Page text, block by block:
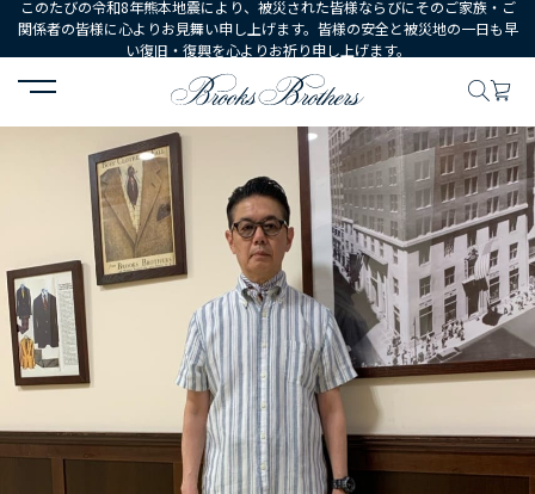
このたびの令和8年熊本地震により、被災された皆様ならびにそのご家族・ご
関係者の皆様に心よりお見舞い申し上げます。皆様の安全と被災地の一日も早
い復旧・復興を心よりお祈り申し上げます。
HOME コーディネート コーディネート詳細